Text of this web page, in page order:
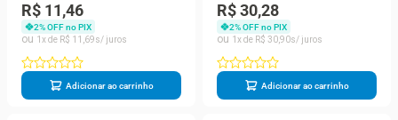
Branco Decorlux
R$ 11,46
2% OFF no PIX
1
R$ 11 69
Adicionar ao carrinho
R$ 30,28
2% OFF no PIX
1
R$ 3090
Adicionar ao carrinho